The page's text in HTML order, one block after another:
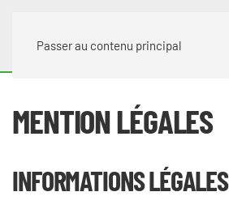
Passer au contenu principal
MENTION LÉGALES
INFORMATIONS LÉGALES